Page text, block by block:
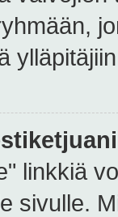
linkkiä
sivulle.